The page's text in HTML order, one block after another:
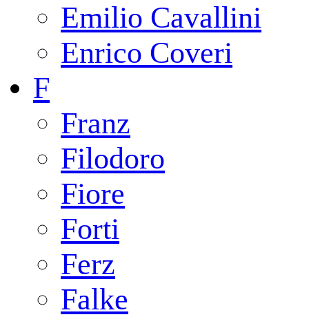
Emilio Cavallini
Enrico Coveri
F
Franz
Filodoro
Fiore
Forti
Ferz
Falke